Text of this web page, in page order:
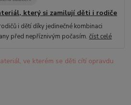
který si zamilují děti i rodiče
i dětí díky jedinečné kombinaci
před nepříznivým počasím.číst celé